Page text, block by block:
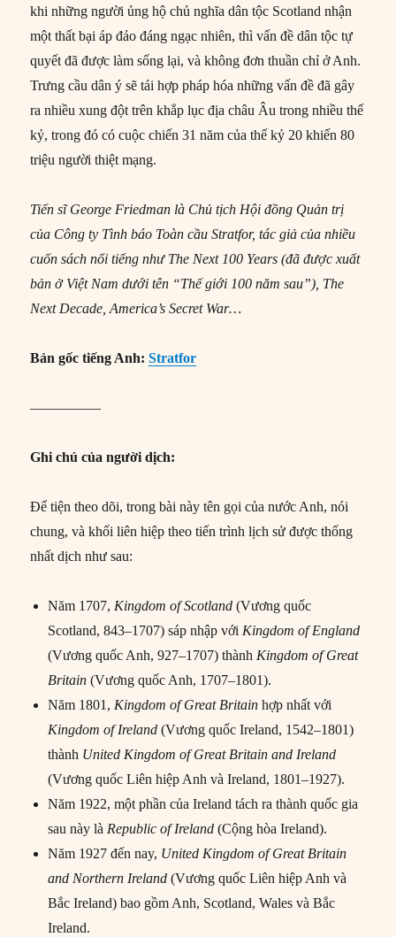
khi những người ủng hộ chủ nghĩa dân tộc Scotland nhận
một thất bại áp đảo đáng ngạc nhiên, thì vấn đề dân tộc tự
quyết đã được làm sống lại, và không đơn thuần chỉ ở Anh.
Trưng cầu dân ý sẽ tái hợp pháp hóa những vấn đề đã gây
ra nhiều xung đột trên khắp lục địa châu Âu trong nhiều thế
kỷ, trong đó có cuộc chiến 31 năm của thế kỷ 20 khiến 80
triệu người thiệt mạng.
Tiến sĩ George Friedman là Chủ tịch Hội đồng Quản trị
của Công ty Tình báo Toàn cầu Stratfor, tác giả của nhiều
cuốn sách nổi tiếng như The Next 100 Years (đã được xuất
bản ở Việt Nam dưới tên “Thế giới 100 năm sau”), The
Next Decade, America’s Secret War…
Bản gốc tiếng Anh:Stratfor
—————
Ghi chú của người dịch:
Để tiện theo dõi, trong bài này tên gọi của nước Anh, nói
chung, và khối liên hiệp theo tiến trình lịch sử được thống
nhất dịch như sau:
Năm 1707, Kingdom of Scotland (Vương quốc
Scotland, 843–1707) sáp nhập với Kingdom of England
(Vương quốc Anh, 927–1707) thành Kingdom of Great
Britain (Vương quốc Anh, 1707–1801).
Năm 1801, Kingdom of Great Britain hợp nhất với
Kingdom of Ireland (Vương quốc Ireland, 1542–1801)
thành United Kingdom of Great Britain and Ireland
(Vương quốc Liên hiệp Anh và Ireland, 1801–1927).
Năm 1922, một phần của Ireland tách ra thành quốc gia
sau này là Republic of Ireland (Cộng hòa Ireland).
Năm 1927 đến nay, United Kingdom of Great Britain
and Northern Ireland (Vương quốc Liên hiệp Anh và
Bắc Ireland) bao gồm Anh, Scotland, Wales và Bắc
Ireland.